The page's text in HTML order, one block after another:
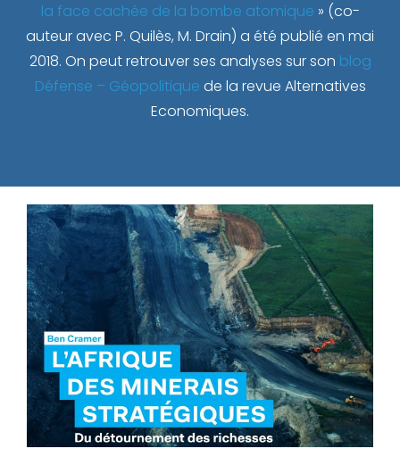
la face cachée de la bombe atomique » (co-
auteur avec P. Quilès, M. Drain) a été publié en mai
2018. On peut retrouver ses analyses sur son blog
Défense – Géopolitique de la revue Alternatives
Economiques.